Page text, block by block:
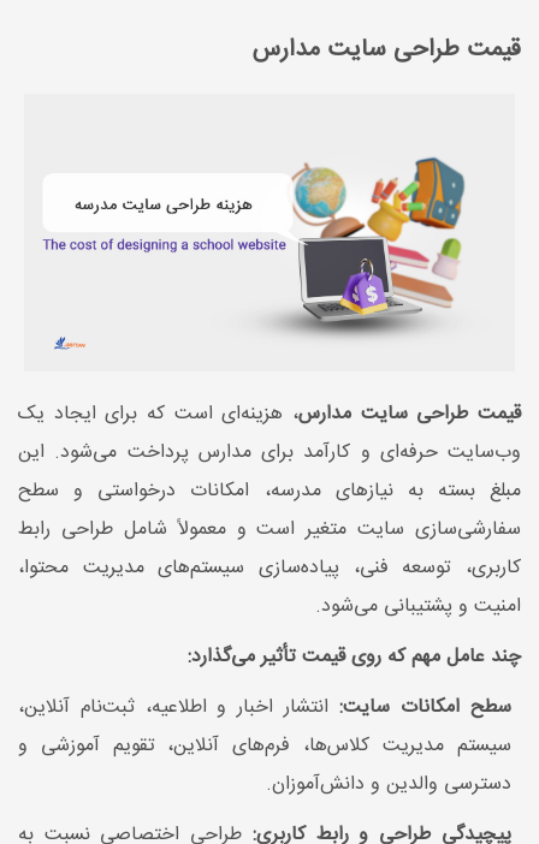
قیمت طراحی سایت مدارس
قیمت طراحی سایت مدارس، هزینه‌ای است که برای ایجاد یک
وب‌سایت حرفه‌ای و کارآمد برای مدارس پرداخت می‌شود. این
مبلغ بسته به نیازهای مدرسه، امکانات درخواستی و سطح
سفارشی‌سازی سایت متغیر است و معمولاً شامل طراحی رابط
کاربری، توسعه فنی، پیاده‌سازی سیستم‌های مدیریت محتوا،
امنیت و پشتیبانی می‌شود.
چند عامل مهم که روی قیمت تأثیر می‌گذارد:
سطح امکانات سایت: انتشار اخبار و اطلاعیه، ثبت‌نام آنلاین،
سیستم مدیریت کلاس‌ها، فرم‌های آنلاین، تقویم آموزشی و
دسترسی والدین و دانش‌آموزان.
پیچیدگی طراحی و رابط کاربری: طراحی اختصاصی نسبت به